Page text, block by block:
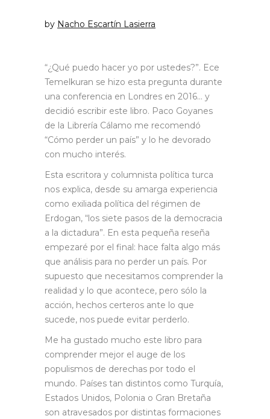
by Nacho Escartín Lasierra
“¿Qué puedo hacer yo por ustedes?”. Ece
Temelkuran se hizo esta pregunta durante
una conferencia en Londres en 2016… y
decidió escribir este libro. Paco Goyanes
de la Librería Cálamo me recomendó
“Cómo perder un país” y lo he devorado
con mucho interés.
Esta escritora y columnista política turca
nos explica, desde su amarga experiencia
como exiliada política del régimen de
Erdogan, “los siete pasos de la democracia
a la dictadura”. En esta pequeña reseña
empezaré por el final: hace falta algo más
que análisis para no perder un país. Por
supuesto que necesitamos comprender la
realidad y lo que acontece, pero sólo la
acción, hechos certeros ante lo que
sucede, nos puede evitar perderlo.
Me ha gustado mucho este libro para
comprender mejor el auge de los
populismos de derechas por todo el
mundo. Países tan distintos como Turquía,
Estados Unidos, Polonia o Gran Bretaña
son atravesados por distintas formaciones